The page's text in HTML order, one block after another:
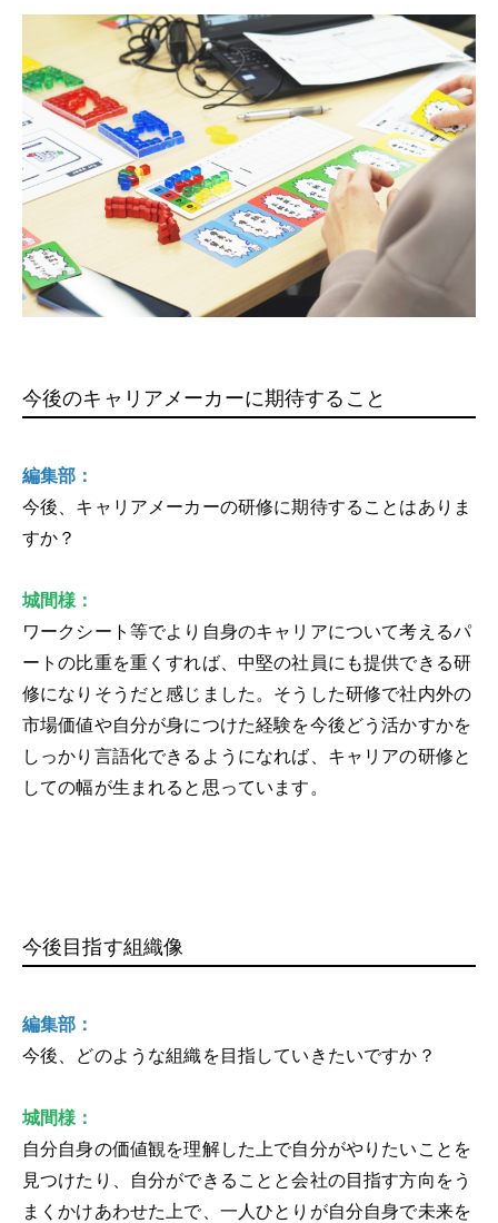
今後のキャリアメーカーに期待すること
編集部：
今後、キャリアメーカーの研修に期待することはありま
すか？
城間様：
ワークシート等でより自身のキャリアについて考えるパ
ートの比重を重くすれば、中堅の社員にも提供できる研
修になりそうだと感じました。そうした研修で社内外の
市場価値や自分が身につけた経験を今後どう活かすかを
しっかり言語化できるようになれば、キャリアの研修と
しての幅が生まれると思っています。
今後目指す組織像
編集部：
今後、どのような組織を目指していきたいですか？
城間様：
自分自身の価値観を理解した上で自分がやりたいことを
見つけたり、自分ができることと会社の目指す方向をう
まくかけあわせた上で、一人ひとりが自分自身で未来を